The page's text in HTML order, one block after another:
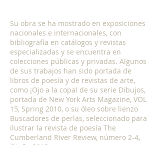
Su obra se ha mostrado en exposiciones
nacionales e internacionales, con
bibliografía en catálogos y revistas
especializadas y se encuentra en
colecciones públicas y privadas. Algunos
de sus trabajos han sido portada de
libros de poesía y de revistas de arte,
como ¡Ojo a la copa! de su serie Dibujos,
portada de New York Arts Magazine, VOL
15, Spring 2010, o su óleo sobre lienzo
Buscadores de perlas, seleccionado para
ilustrar la revista de poesía The
Cumberland River Review, número 2-4,